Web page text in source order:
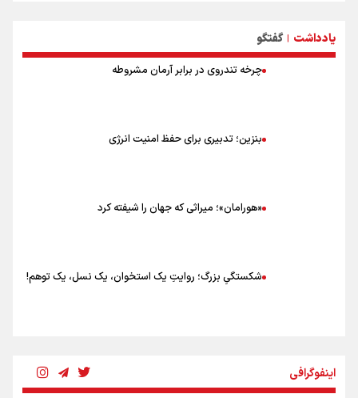
توصیه های کاربردی برای زائران در پیاده روی اربعین
یادداشت | گفتگو
چرخه تندروی در برابر آرمان مشروطه
بنزین؛ تدبیری برای حفظ امنیت انرژی
«هورامان»؛ میراثی که جهان را شیفته کرد
شکستگیِ بزرگ؛ روایتِ یک استخوان، یک نسل، یک توهم!
اینفوگرافی